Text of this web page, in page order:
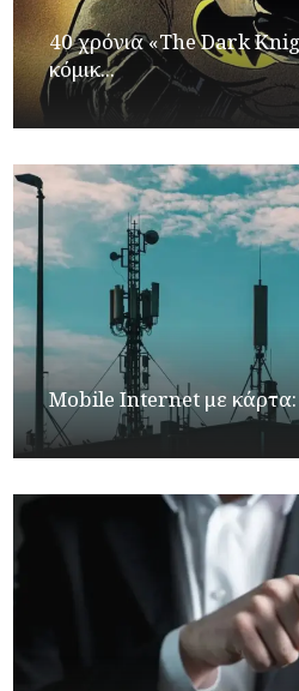
40 χρόνια «The Dark
κόμικ...
Mobile Internet με κάρτα: